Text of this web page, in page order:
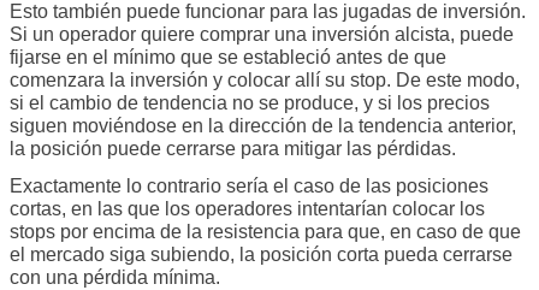
Esto también puede funcionar para las jugadas de inversión.
Si un operador quiere comprar una inversión alcista, puede
fijarse en el mínimo que se estableció antes de que
comenzara la inversión y colocar allí su stop. De este modo,
si el cambio de tendencia no se produce, y si los precios
siguen moviéndose en la dirección de la tendencia anterior,
la posición puede cerrarse para mitigar las pérdidas.
Exactamente lo contrario sería el caso de las posiciones
cortas, en las que los operadores intentarían colocar los
stops por encima de la resistencia para que, en caso de que
el mercado siga subiendo, la posición corta pueda cerrarse
con una pérdida mínima.